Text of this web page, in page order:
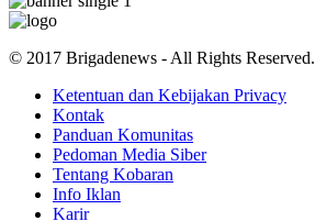
© 2017 Brigadenews - All Rights Reserved.
Ketentuan dan Kebijakan Privacy
Kontak
Panduan Komunitas
Pedoman Media Siber
Tentang Kobaran
Info Iklan
Karir